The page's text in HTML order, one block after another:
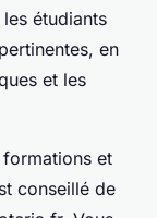
étudiants
en
et les
et
conseillé de